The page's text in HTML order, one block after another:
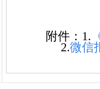
附件：1.
2.微信